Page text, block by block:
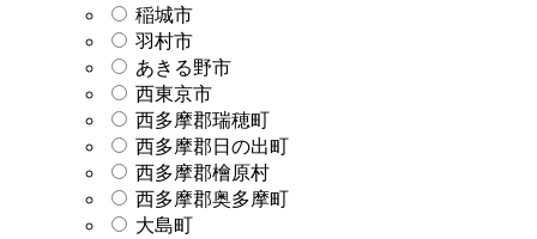
稲城市
羽村市
あきる野市
西東京市
西多摩郡瑞穂町
西多摩郡日の出町
西多摩郡檜原村
西多摩郡奥多摩町
大島町